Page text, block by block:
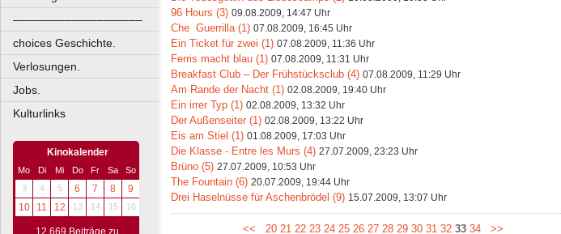
––––––––––––––––––––
choices Geschichte.
Verlosungen.
Jobs.
Kulturlinks
Kinokalender
Mo Di Mi Do Fr Sa
So
3
4 5 6 7 8
9
10
11 12 13 14 15 16
12.669 Beiträge zu
96 Hours (3) 09.08.2009, 14:47 Uhr
Che  Guerrilla (1) 07.08.2009, 16:45 Uhr
Ein Ticket für zwei (1) 07.08.2009, 11:36 Uhr
Ferris macht blau (1) 07.08.2009, 11:31 Uhr
Breakfast Club – Der Frühstücksclub (4) 07.08.2009, 11:29 Uhr
Am Rande der Nacht (1) 02.08.2009, 19:40 Uhr
Ein irrer Typ (1) 02.08.2009, 13:32 Uhr
Der Außenseiter (1) 02.08.2009, 13:22 Uhr
Eis am Stiel (1) 01.08.2009, 17:03 Uhr
Die Klasse - Entre les Murs (4) 27.07.2009, 23:23 Uhr
Brüno (5) 27.07.2009, 10:53 Uhr
The Fountain (6) 20.07.2009, 19:44 Uhr
Drei Haselnüsse für Aschenbrödel (9) 15.07.2009, 13:07 Uhr
<< 20 21 22 23 24 25 26 27 28 29 30 31 32 33 34 >>